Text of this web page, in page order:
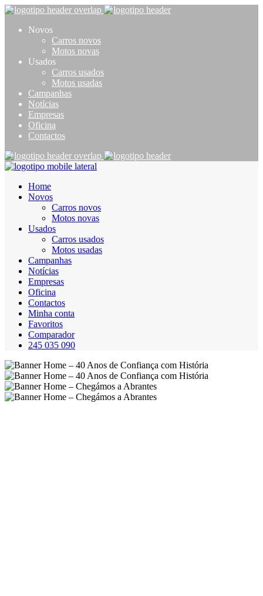
Novos
Carros novos
Motos novas
Usados
Carros usados
Motos usadas
Campanhas
Notícias
Empresas
Oficina
Contactos
Home
Novos
Carros novos
Motos novas
Usados
Carros usados
Motos usadas
Campanhas
Notícias
Empresas
Oficina
Contactos
Minha conta
Favoritos
Comparador
245 035 090